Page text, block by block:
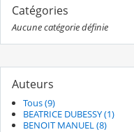
Catégories
Aucune catégorie définie
Auteurs
Tous (9)
BEATRICE DUBESSY (1)
BENOIT MANUEL (8)